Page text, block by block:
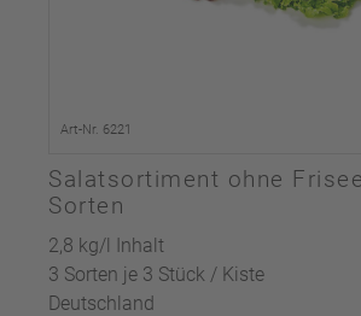
Art-Nr. 6221
Salatsortiment ohne
Sorten
2,8 kg/l Inhalt
3 Sorten je 3 Stück / Kiste
Deutschland